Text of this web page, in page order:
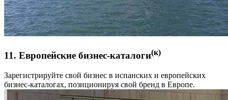
11. Европейские бизнес-каталоги(к)
Зарегистрируйте свой бизнес в испанских и европейских
бизнес-каталогах, позиционируя свой бренд в Европе.